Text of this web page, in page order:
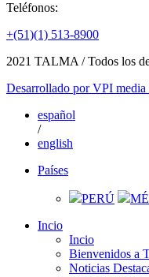
Teléfonos:
+(51)(1) 513-8900
2021 TALMA / Todos los
Desarrollado porVPI media
español
/
english
Países
PERÚ
Incio
Incio
Bienvenidos a
Noticias